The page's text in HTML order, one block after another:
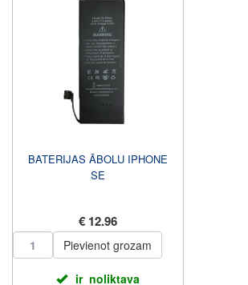
BATERIJAS ĀBOLU IPHONE
SE
€ 12.96
Pievienot grozam
ir_noliktava